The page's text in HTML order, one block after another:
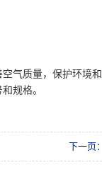
气质量，保护环境和
规格。
下一页：